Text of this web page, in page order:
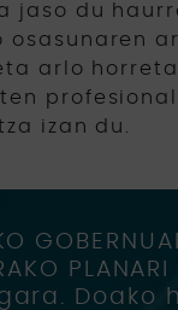
jaso du
osasunaren
arlo
izan du.
Doako